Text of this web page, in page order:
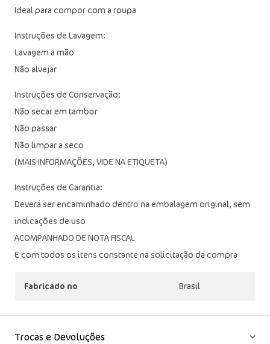
Ideal para compor com a roupa
Instruções de Lavagem:
Lavagem a mão
Não alvejar
Instruções de Conservação:
Não secar em tambor
Não passar
Não limpar a seco
(MAIS INFORMAÇÕES, VIDE NA ETIQUETA)
Instruções de Garantia:
Deverá ser encaminhado dentro na embalagem original, sem
indicações de uso
ACOMPANHADO DE NOTA FISCAL
E com todos os itens constante na solicitação da compra
Fabricado no Brasil
Trocas e Devoluções